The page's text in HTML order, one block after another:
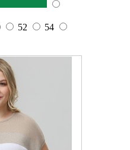
52
54